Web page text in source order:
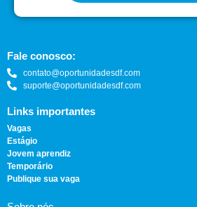
Fale conosco:
contato@oportunidadesdf.com
suporte@oportunidadesdf.com
Links importantes
Vagas
Estágio
Jovem aprendiz
Temporário
Publique sua vaga